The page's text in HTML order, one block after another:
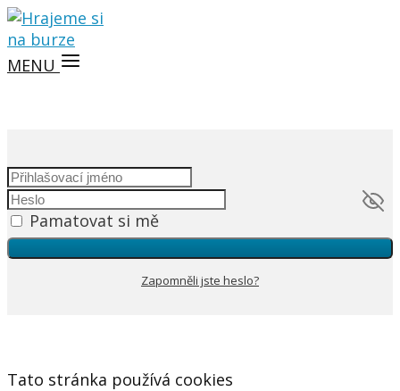
MENU
Pamatovat si mě
Zapomněli jste heslo?
Tato stránka používá cookies